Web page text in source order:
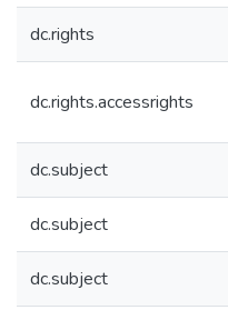
dc.rights
dc.rights.accessrights
dc.subject
dc.subject
dc.subject